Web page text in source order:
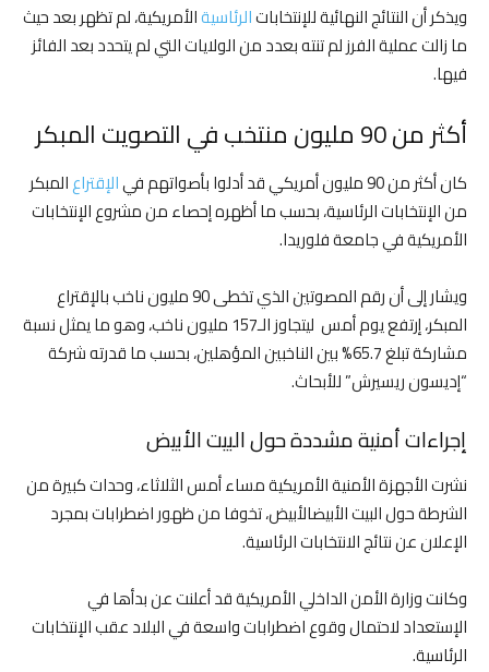
ويذكر أن النتائج النهائية للإنتخاباتالرئاسيةالأمريكية، لم تظهر بعد حيث
ما زالت عملية الفرز لم تنته بعدد من الولايات التي لم يتحدد بعد الفائز
فيها.
أكثر من 90 مليون منتخب في التصويت المبكر
كان أكثر من 90 مليون أمريكي قد أدلوا بأصواتهم في الإقتراعالمبكر
من الإنتخابات الرئاسية، بحسب ما أظهره إحصاء من مشروع الإنتخابات
الأمريكية في جامعة فلوريدا.
ويشار إلى أن رقم المصوتين الذي تخطى 90 مليون ناخب بالإقتراع
المبكر، إرتفع يوم أمس ليتجاوز الـ157 مليون ناخب، وهو ما يمثل نسبة
مشاركة تبلغ 65.7% بين الناخبين المؤهلين، بحسب ما قدرته شركة
“إديسون ريسيرش” للأبحاث.
إجراءات أمنية مشددة حول البيت الأبيض
نشرت الأجهزة الأمنية الأمريكية مساء أمس الثلاثاء، وحدات كبيرة من
الشرطة حول البيت الأبيضالأبيض، تخوفا من ظهور اضطرابات بمجرد
الإعلان عن نتائج الانتخابات الرئاسية.
وكانت وزارة الأمن الداخلي الأمريكية قد أعلنت عن بدأها في
الإستعداد لاحتمال وقوع اضطرابات واسعة في البلاد عقب الإنتخابات
الرئاسية.